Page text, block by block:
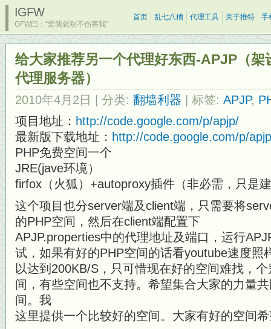
IGFW
GFW曰：“爱我就别不伤害我”
首页 乱七八糟 代理工具 关于推特 手
给大家推荐另一个代理好东西-APJP（架
代理服务器）
2010年4月2日 | 分类: 翻墙利器 | 标签: APJP,
项目地址： http://code.google.com/p/apjp/
最新版下载地址： http://code.google.com/p/
PHP免费空间一个
JRE(jave环境）
firfox（火狐）+autoproxy插件（非必需，只是
这个项目也分server端及client端，只需要将
的PHP空间，然后在client端配置下
APJP.properties中的代理地址及端口，运行
试，如果有好的PHP空间的话看youtube速度照
以达到200KB/S，只可惜现在好的空间难找，
间，有些空间也不支持。希望集合大家的力量
间。我
这里提供一个比较好的空间。大家有好的空间